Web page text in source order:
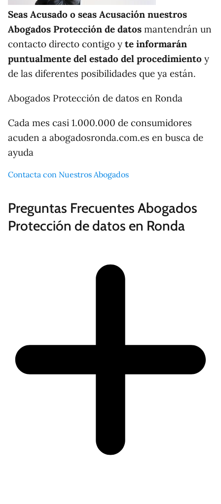
Seas Acusado o seas Acusación nuestros
Abogados Protección de datos mantendrán un
contacto directo contigo y te informarán
puntualmente del estado del procedimiento y
de las diferentes posibilidades que ya están.
Abogados Protección de datos en Ronda
Cada mes casi 1.000.000 de consumidores
acuden a abogadosronda.com.es en busca de
ayuda
Contacta con Nuestros Abogados
Preguntas Frecuentes Abogados
Protección de datos en Ronda